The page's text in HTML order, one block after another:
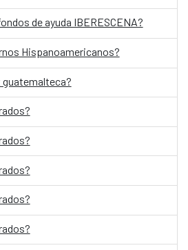
de ayuda IBERESCENA?
Hispanoamericanos?
guatemalteca?